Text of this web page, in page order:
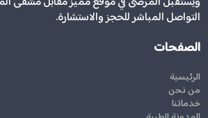
التواصل المباشر للحجز والاستشارة.
الصفحات
الرئيسية
من نحن
خدماتنا